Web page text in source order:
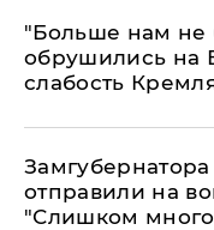
​"Больше нам не
обрушились на
слабость
отправили на
"Слишком много